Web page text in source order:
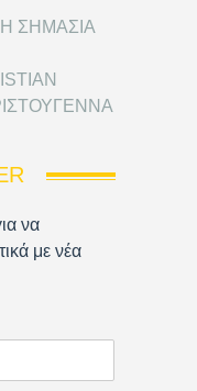
ΣΗΜΑΣΙΑ
να
με νέα